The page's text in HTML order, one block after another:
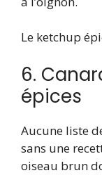
Le ketchup
6.
épices
Aucune liste
sans une
oiseau brun